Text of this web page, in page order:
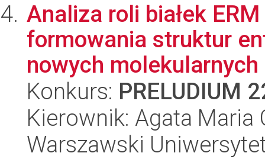
Analiza roli białek
formowania struktur
nowych molekularnych
Konkurs: PRELUDIUM
Kierownik: Agata Maria
Warszawski